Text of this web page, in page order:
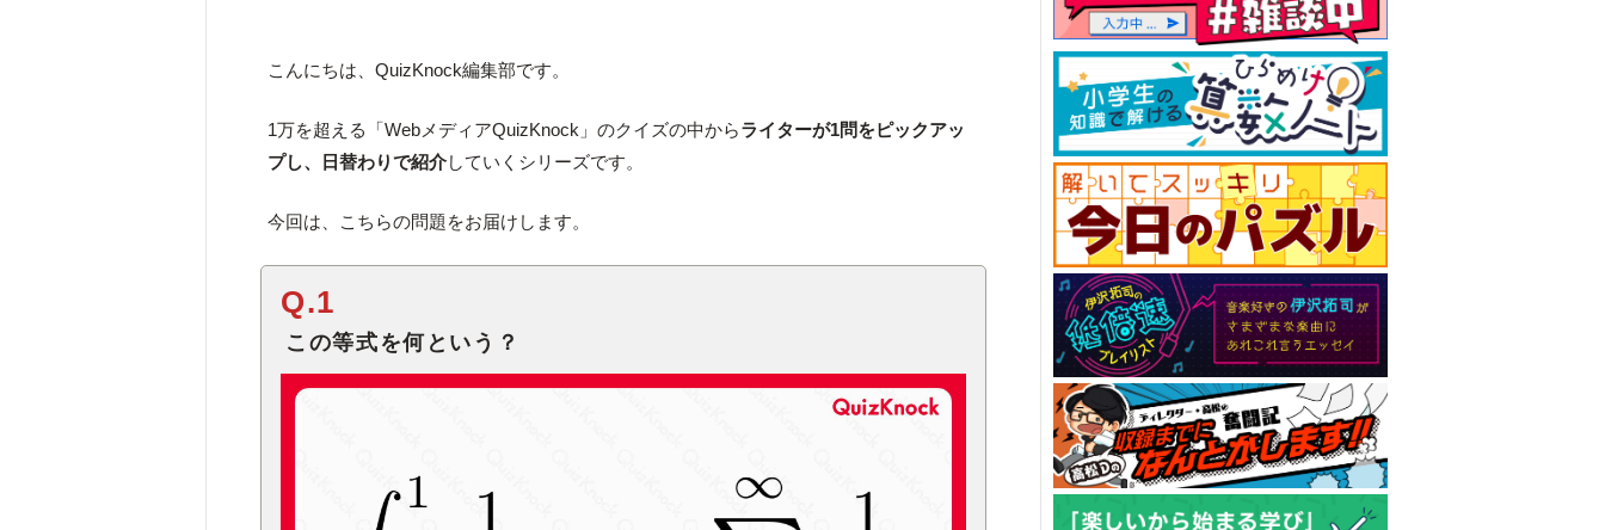
こんにちは、QuizKnock編集部です。
1万を超える「WebメディアQuizKnock」のクイズの中からライターが1問をピックアッ
プし、日替わりで紹介していくシリーズです。
今回は、こちらの問題をお届けします。
Q.1
この等式を何という？